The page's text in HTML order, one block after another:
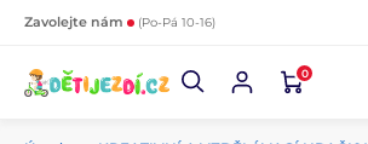
Zavolejte nám (Po-Pá 10-16)
0